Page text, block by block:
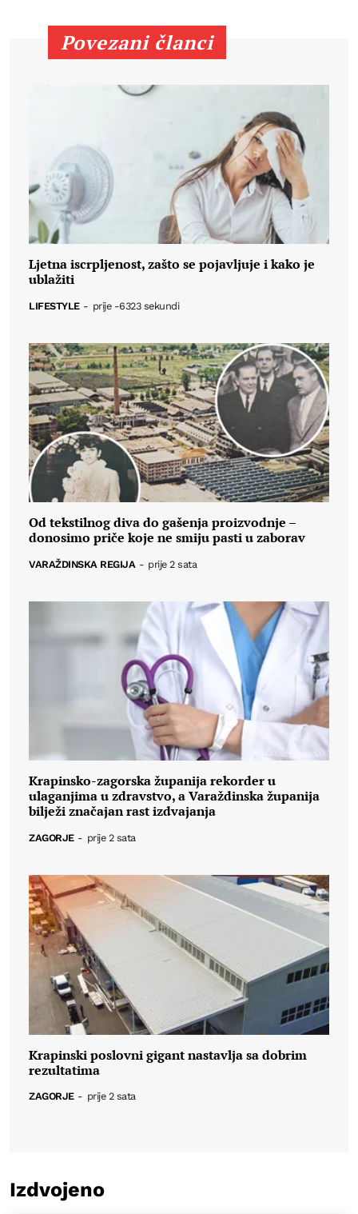
Povezani članci
Ljetna iscrpljenost, zašto se pojavljuje i kako je
ublažiti
LIFESTYLE - prije -6323 sekundi
Od tekstilnog diva do gašenja proizvodnje –
donosimo priče koje ne smiju pasti u zaborav
VARAŽDINSKA REGIJA - prije 2 sata
Krapinsko-zagorska županija rekorder u
ulaganjima u zdravstvo, a Varaždinska županija
bilježi značajan rast izdvajanja
ZAGORJE - prije 2 sata
Krapinski poslovni gigant nastavlja sa dobrim
rezultatima
ZAGORJE - prije 2 sata
Izdvojeno